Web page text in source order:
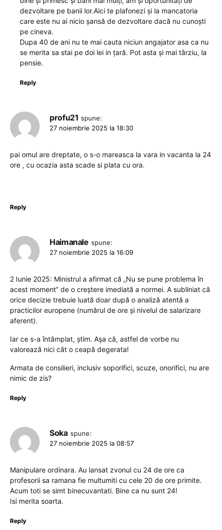
dezvoltare pe banii lor.Aici te plafonezi și la mancatoria
care este nu ai nicio șansă de dezvoltare dacă nu cunoști
pe cineva.
Dupa 40 de ani nu te mai cauta niciun angajator asa ca nu
se merita sa stai pe doi lei in țară. Pot asta și mai târziu, la
pensie.
Reply
profu21 spune:
27 noiembrie 2025 la 18:30
pai omul are dreptate, o s-o mareasca la vara in vacanta la 24
ore , cu ocazia asta scade si plata cu ora.
Reply
Haimanale spune:
27 noiembrie 2025 la 16:09
2 Iunie 2025: Ministrul a afirmat că „Nu se pune problema în
acest moment” de o creștere imediată a normei. A subliniat că
orice decizie trebuie luată doar după o analiză atentă a
practicilor europene (numărul de ore și nivelul de salarizare
aferent).
Iar ce s-a întâmplat, știm. Așa că, astfel de vorbe nu
valorează nici cât o ceapă degerata!
Armata de consilieri, inclusiv soporifici, scuze, onorifici, nu are
nimic de zis?
Reply
Soka spune:
27 noiembrie 2025 la 08:57
Manipulare ordinara. Au lansat zvonul cu 24 de ore ca
profesorii sa ramana fie multumiti cu cele 20 de ore primite.
Acum toti se simt binecuvantati. Bine ca nu sunt 24!
Isi merita soarta.
Reply